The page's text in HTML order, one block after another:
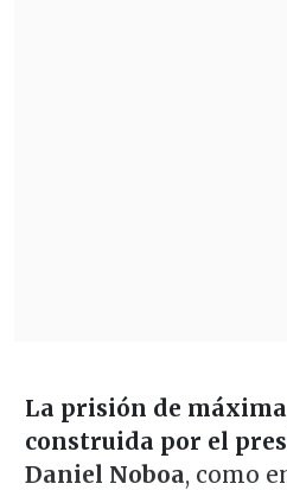
La prisión de
construida por el
Daniel Noboa, como